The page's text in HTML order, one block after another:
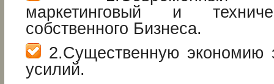
маркетинговый и
собственного Бизнеса.
2.Существенную экономию
усилий.